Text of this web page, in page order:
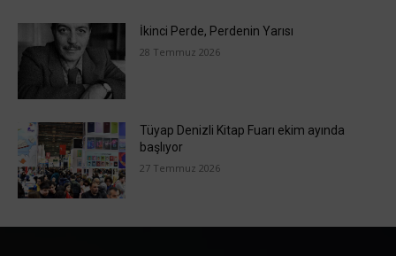
İkinci Perde, Perdenin Yarısı
28 Temmuz 2026
Tüyap Denizli Kitap Fuarı ekim ayında
başlıyor
27 Temmuz 2026